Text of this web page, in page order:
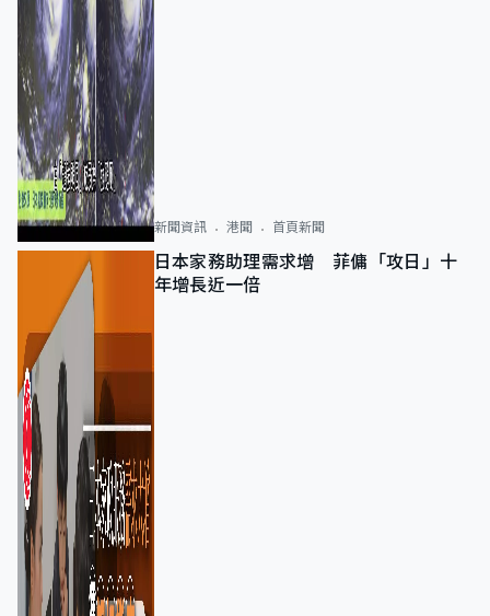
新聞資訊 港聞 首頁新聞
日本家務助理需求增 菲傭「攻日」十
年增長近一倍